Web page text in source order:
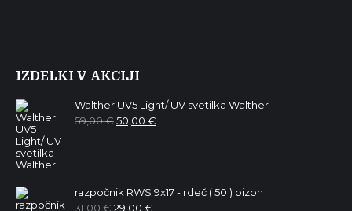
IZDELKI V AKCIJI
Walther UV5 Light/ UV svetilka Walther
59,00€ Izvirna
50,00 €
razpočnik RWS 9x17 - rdeč ( 50 ) bizon
31,00€Izvirna
29,00 €